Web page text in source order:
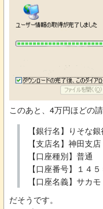
このあと、4万円ほどの
【銀行名】りそな
【支店名】神田支店
【口座種別】普通
【口座番号】１４
【口座名義】サカ
だそうです。